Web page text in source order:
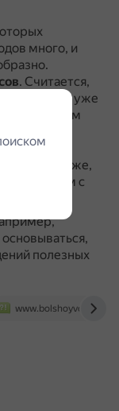
много, и
. Считается,
в уже
чем
По мнению
месте дороже,
рядом с
полезных
www.bolshoyvopros.ru